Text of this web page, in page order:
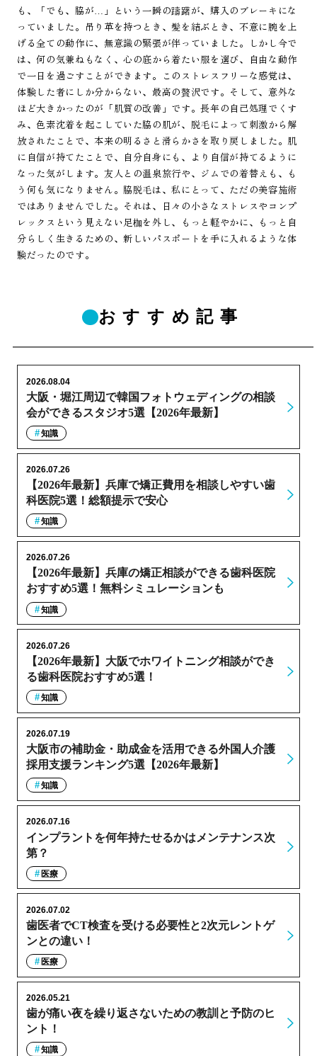
も、「でも、脇が…」という一瞬の躊躇が、購入のブレーキにな
っていました。吊り革を持つとき、髪を結ぶとき、不意に腕を上
げる全ての動作に、無意識の緊張が伴っていました。しかし今で
は、何の気兼ねもなく、心の底から着たい服を選び、自由な動作
で一日を過ごすことができます。このストレスフリーな感覚は、
体験した者にしか分からない、最高の贅沢です。そして、意外な
ほど大きかったのが「肌質の改善」です。長年の自己処理でくす
み、色素沈着を起こしていた脇の肌が、脱毛によって刺激から解
放されたことで、本来の明るさと滑らかさを取り戻しました。肌
に自信が持てたことで、自分自身にも、より自信が持てるように
なった気がします。友人との温泉旅行や、ジムでの着替えも、も
う何も気になりません。脇脱毛は、私にとって、ただの美容施術
ではありませんでした。それは、日々の小さなストレスやコンプ
レックスという見えない足枷を外し、もっと軽やかに、もっと自
分らしく生きるための、新しいパスポートを手に入れるような体
験だったのです。
おすすめ記事
大阪・堀江周辺で韓国フォトウェディングの相談
会ができるスタジオ5選【2026年最新】
2026.08.04
知識
【2026年最新】兵庫で矯正費用を相談しやすい歯
科医院5選！総額提示で安心
2026.07.26
知識
【2026年最新】兵庫の矯正相談ができる歯科医院
おすすめ5選！無料シミュレーションも
2026.07.26
知識
【2026年最新】大阪でホワイトニング相談ができ
る歯科医院おすすめ5選！
2026.07.26
知識
大阪市の補助金・助成金を活用できる外国人介護
採用支援ランキング5選【2026年最新】
2026.07.19
知識
インプラントを何年持たせるかはメンテナンス次
第？
2026.07.16
医療
歯医者でCT検査を受ける必要性と2次元レントゲ
ンとの違い！
2026.07.02
医療
歯が痛い夜を繰り返さないための教訓と予防のヒ
ント！
2026.05.21
知識